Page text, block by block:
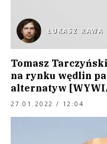
ŁUKASZ RAWA
Tomasz
na rynku wędlin
alternatyw
27.01.2022 / 12:04